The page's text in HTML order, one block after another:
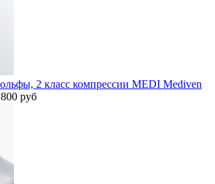
2 класс компрессии MEDI Mediven
руб